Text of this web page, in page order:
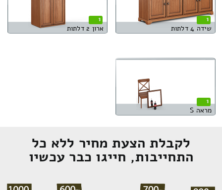
1
שידה 4 דלתות
1
ארון 2 דלתות
1
מראה S
לקבלת הצעת מחיר ללא כל
התחייבות, חייגו כבר עכשיו